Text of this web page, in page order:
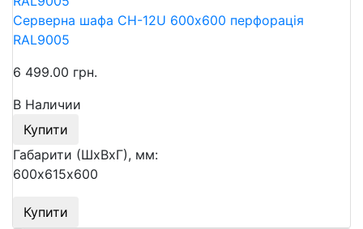
Серверна шафа СН-12U 600х600 перфорація
RAL9005
6 499.00 грн.
В Наличии
Купити
Габарити (ШхВхГ), мм:
600х615х600
Купити